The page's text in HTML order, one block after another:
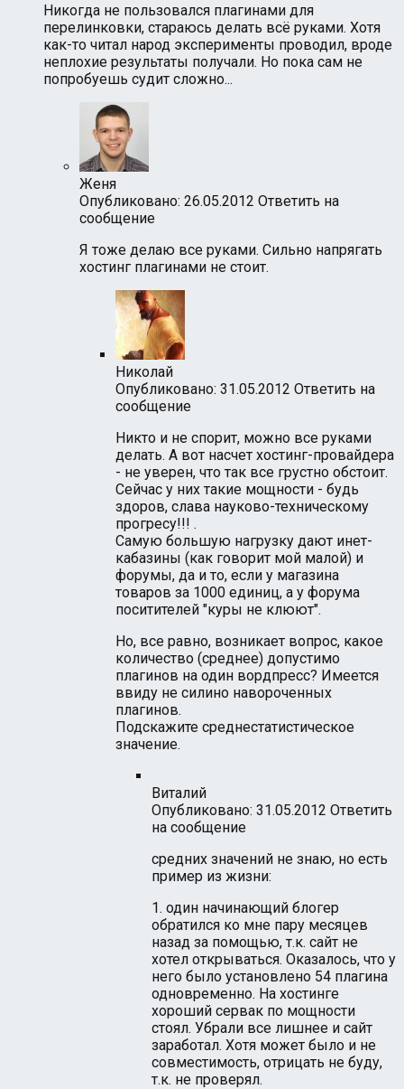
Никогда не пользовался плагинами для
перелинковки, стараюсь делать всё руками. Хотя
как-то читал народ эксперименты проводил, вроде
неплохие результаты получали. Но пока сам не
попробуешь судит сложно...
Женя
Опубликовано: 26.05.2012 Ответить на
сообщение
Я тоже делаю все руками. Сильно напрягать
хостинг плагинами не стоит.
Николай
Опубликовано: 31.05.2012 Ответить на
сообщение
Никто и не спорит, можно все руками
делать. А вот насчет хостинг-провайдера
- не уверен, что так все грустно обстоит.
Сейчас у них такие мощности - будь
здоров, слава науково-техническому
прогресу!!! .
Самую большую нагрузку дают инет-
кабазины (как говорит мой малой) и
форумы, да и то, если у магазина
товаров за 1000 единиц, а у форума
поситителей "куры не клюют".
Но, все равно, возникает вопрос, какое
количество (среднее) допустимо
плагинов на один вордпресс? Имеется
ввиду не силино навороченных
плагинов.
Подскажите среднестатистическое
значение.
Виталий
Опубликовано: 31.05.2012 Ответить
на сообщение
средних значений не знаю, но есть
пример из жизни:
1. один начинающий блогер
обратился ко мне пару месяцев
назад за помощью, т.к. сайт не
хотел открываться. Оказалось, что у
него было установлено 54 плагина
одновременно. На хостинге
хороший сервак по мощности
стоял. Убрали все лишнее и сайт
заработал. Хотя может было и не
совместимость, отрицать не буду,
т.к. не проверял.